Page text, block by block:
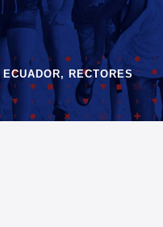
ECUADOR, RECTORES